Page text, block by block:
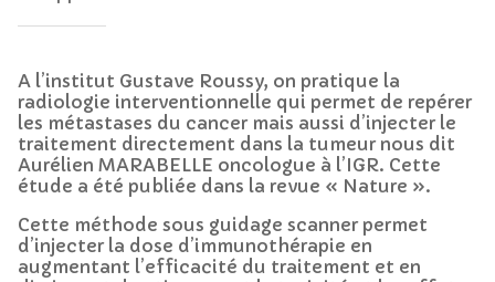
A l’institut Gustave Roussy, on pratique la
radiologie interventionnelle qui permet de repérer
les métastases du cancer mais aussi d’injecter le
traitement directement dans la tumeur nous dit
Aurélien MARABELLE oncologue à l’IGR. Cette
étude a été publiée dans la revue « Nature ».
Cette méthode sous guidage scanner permet
d’injecter la dose d’immunothérapie en
augmentant l’efficacité du traitement et en